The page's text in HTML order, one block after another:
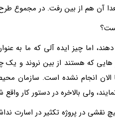
آن هم از بین رفت. در مجموع
اما چیز ایده آلی که ما به
که هستند از بین نروند و یک
الان انجام نشده است. سازمان
ولی بالاخره در دستور کار
نقشی در پروژه تکثیر در اسارت